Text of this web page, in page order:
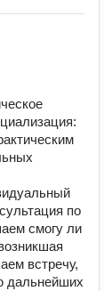
по
смогу ли
встречу,
дальнейших